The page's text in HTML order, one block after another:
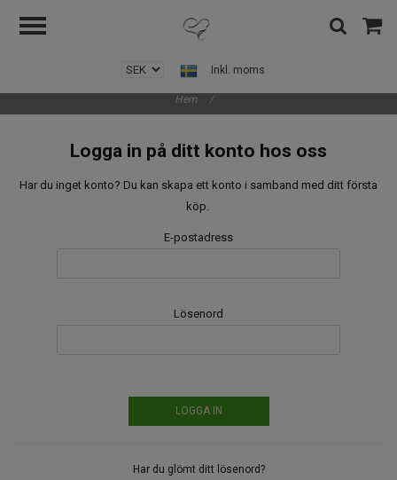
Inkl. moms
Hem /
Logga in på ditt konto hos oss
Har du inget konto? Du kan skapa ett konto i samband med ditt första
köp.
E-postadress
Lösenord
Har du glömt ditt lösenord?